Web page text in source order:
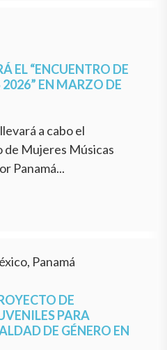
EL “ENCUENTRO DE
EN MARZO DE
a cabo el
Mujeres Músicas
Panamá...
Panamá
DE
PARA
DE GÉNERO EN